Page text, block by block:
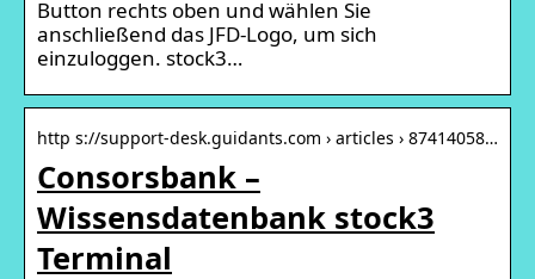
Button rechts oben und wählen Sie
anschließend das JFD-Logo, um sich
einzuloggen. stock3…
http s://support-desk.guidants.com › articles › 87414058…
Consorsbank –
Wissensdatenbank stock3
Terminal